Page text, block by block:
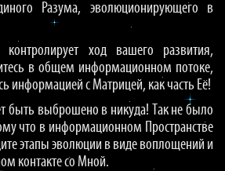
Разума, эволюционирующего в
контролирует ход вашего развития,
в общем информационном потоке,
информацией с Матрицей, как часть Её!
быть выброшено в никуда! Так не было
что в информационном Пространстве
этапы эволюции в виде воплощений и
контакте со Мной.